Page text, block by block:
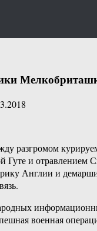
разгромом
Гуте и отравлением
Англии и демарши
военная